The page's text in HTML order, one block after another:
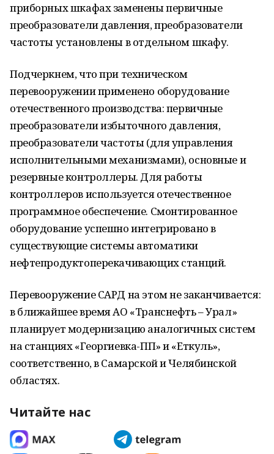
приборных шкафах заменены первичные
преобразователи давления, преобразователи
частоты установлены в отдельном шкафу.
Подчеркнем, что при техническом
перевооружении применено оборудование
отечественного производства: первичные
преобразователи избыточного давления,
преобразователи частоты (для управления
исполнительными механизмами), основные и
резервные контроллеры. Для работы
контроллеров используется отечественное
программное обеспечение. Смонтированное
оборудование успешно интегрировано в
существующие системы автоматики
нефтепродуктоперекачивающих станций.
Перевооружение САРД на этом не заканчивается:
в ближайшее время АО «Транснефть – Урал»
планирует модернизацию аналогичных систем
на станциях «Георгиевка-ПП» и «Еткуль»,
соответственно, в Самарской и Челябинской
областях.
Читайте нас